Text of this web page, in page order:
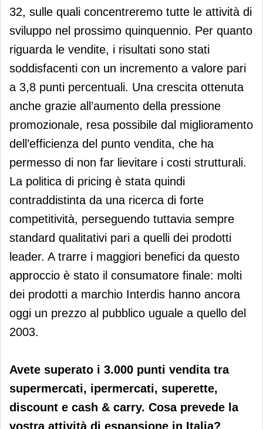
32, sulle quali concentreremo tutte le attività di
sviluppo nel prossimo quinquennio. Per quanto
riguarda le vendite, i risultati sono stati
soddisfacenti con un incremento a valore pari
a 3,8 punti percentuali. Una crescita ottenuta
anche grazie all’aumento della pressione
promozionale, resa possibile dal miglioramento
dell’efficienza del punto vendita, che ha
permesso di non far lievitare i costi strutturali.
La politica di pricing è stata quindi
contraddistinta da una ricerca di forte
competitività, perseguendo tuttavia sempre
standard qualitativi pari a quelli dei prodotti
leader. A trarre i maggiori benefici da questo
approccio è stato il consumatore finale: molti
dei prodotti a marchio Interdis hanno ancora
oggi un prezzo al pubblico uguale a quello del
2003.
Avete superato i 3.000 punti vendita tra
supermercati, ipermercati, superette,
discount e cash & carry. Cosa prevede la
vostra attività di espansione in Italia?